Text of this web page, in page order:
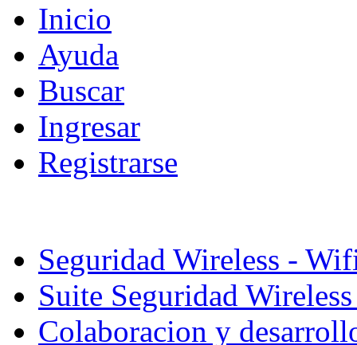
Inicio
Ayuda
Buscar
Ingresar
Registrarse
Seguridad Wireless -
Suite Seguridad
Colaboracion y